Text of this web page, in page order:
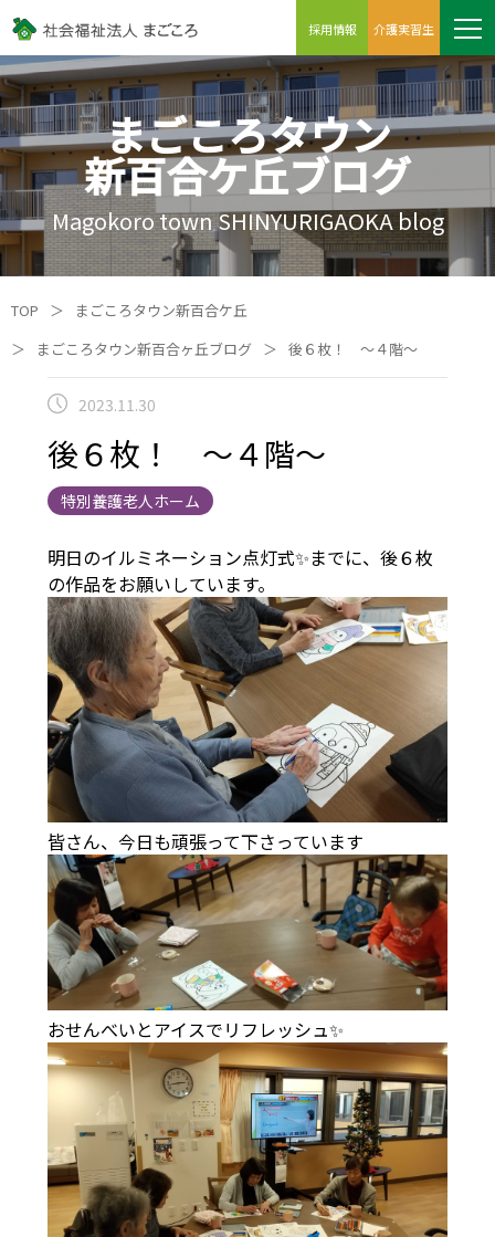
採用情報 介護実習生
まごころタウン
新百合ケ丘ブログ
Magokoro town SHINYURIGAOKA blog
TOP ＞
まごころタウン新百合ケ丘
＞
まごころタウン新百合ヶ丘ブログ ＞ 後６枚！ ～４階～
2023.11.30
後６枚！ ～４階～
特別養護老人ホーム
明日のイルミネーション点灯式✨までに、後６枚
の作品をお願いしています。
皆さん、今日も頑張って下さっています
おせんべいとアイスでリフレッシュ✨